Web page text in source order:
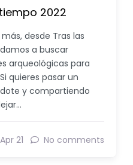
2022
desde Tras las
a buscar
arqueológicas para
quieres pasar un
y compartiendo
Apr 21 No comments